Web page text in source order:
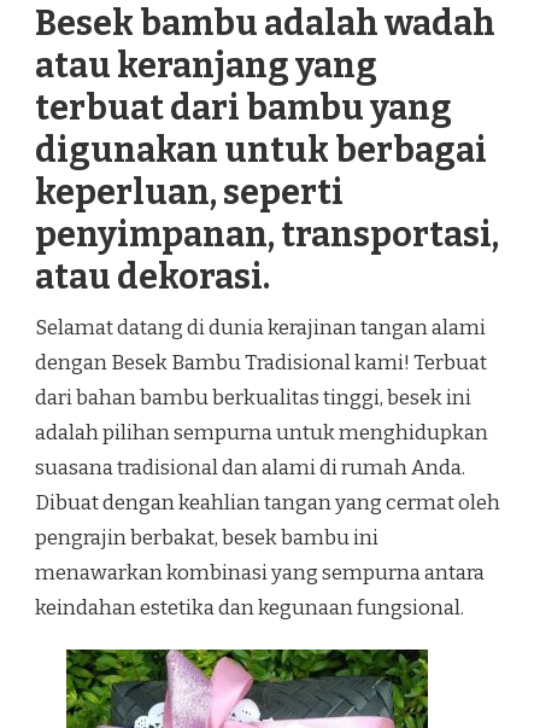
Besek bambu adalah wadah
atau keranjang yang
terbuat dari bambu yang
digunakan untuk berbagai
keperluan, seperti
penyimpanan, transportasi,
atau dekorasi.
Selamat datang di dunia kerajinan tangan alami
dengan Besek Bambu Tradisional kami! Terbuat
dari bahan bambu berkualitas tinggi, besek ini
adalah pilihan sempurna untuk menghidupkan
suasana tradisional dan alami di rumah Anda.
Dibuat dengan keahlian tangan yang cermat oleh
pengrajin berbakat, besek bambu ini
menawarkan kombinasi yang sempurna antara
keindahan estetika dan kegunaan fungsional.